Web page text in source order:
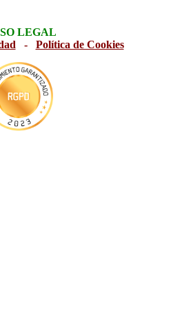
LEGAL
- Política de Cookies